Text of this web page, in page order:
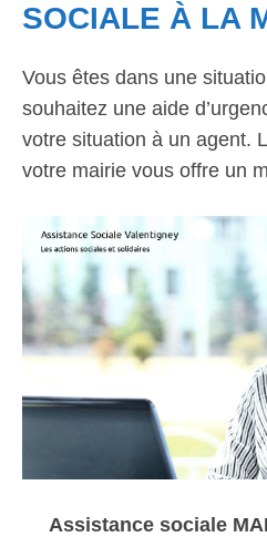
SOCIALE À LA
Vous êtes dans une
souhaitez une aide
votre situation à un agent.
votre mairie vous offre un
Assistance sociale